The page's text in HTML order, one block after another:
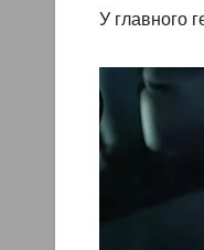
У главного